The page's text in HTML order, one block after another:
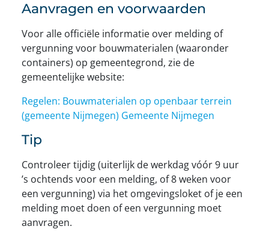
Aanvragen en voorwaarden
Voor alle officiële informatie over melding of
vergunning voor bouwmaterialen (waaronder
containers) op gemeentegrond, zie de
gemeentelijke website:
Regelen: Bouwmaterialen op openbaar terrein
(gemeente Nijmegen) Gemeente Nijmegen
Tip
Controleer tijdig (uiterlijk de werkdag vóór 9 uur
’s ochtends voor een melding, of 8 weken voor
een vergunning) via het omgevingsloket of je een
melding moet doen of een vergunning moet
aanvragen.